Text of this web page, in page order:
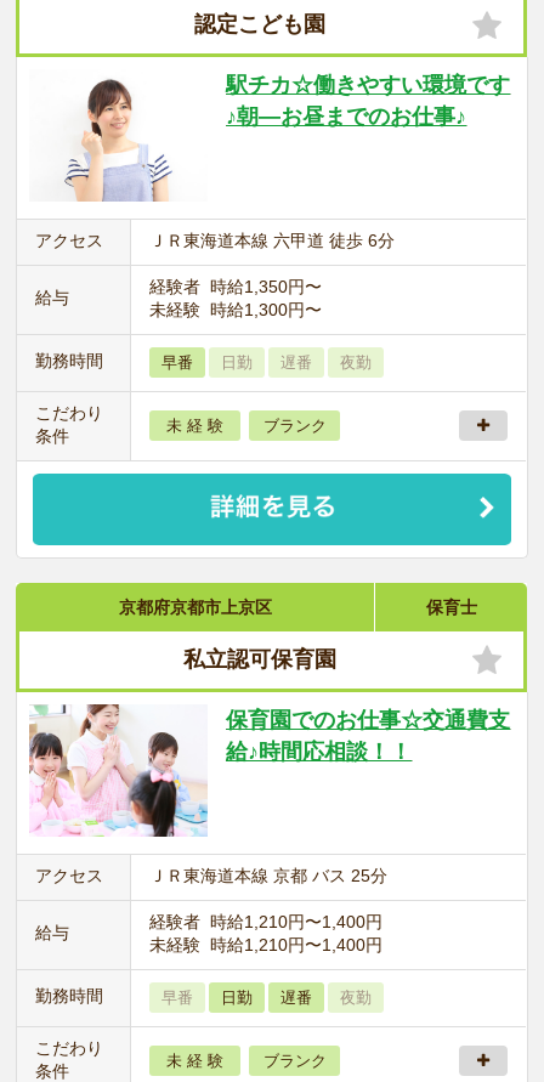
認定こども園
駅チカ☆働きやすい環境です
♪朝―お昼までのお仕事♪
アクセス ＪＲ東海道本線 六甲道 徒歩 6分
給与
経験者 時給1,350円〜
未経験 時給1,300円〜
勤務時間 早番 日勤 遅番 夜勤
こだわり
条件
未 経 験 ブランク
京都府京都市上京区 保育士
私立認可保育園
保育園でのお仕事☆交通費支
給♪時間応相談！！
アクセス ＪＲ東海道本線 京都 バス 25分
給与
経験者 時給1,210円〜1,400円
未経験 時給1,210円〜1,400円
勤務時間 早番 日勤 遅番 夜勤
こだわり
条件
未 経 験 ブランク